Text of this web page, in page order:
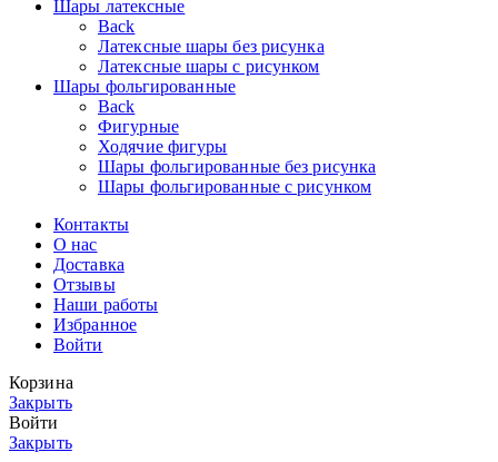
Шары латексные
Back
Латексные шары без рисунка
Латексные шары с рисунком
Шары фольгированные
Back
Фигурные
Ходячие фигуры
Шары фольгированные без рисунка
Шары фольгированные с рисунком
Контакты
О нас
Доставка
Отзывы
Наши работы
Избранное
Войти
Корзина
Закрыть
Войти
Закрыть